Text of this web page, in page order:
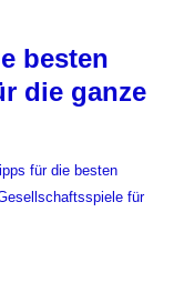
besten
die ganze
für die besten
für